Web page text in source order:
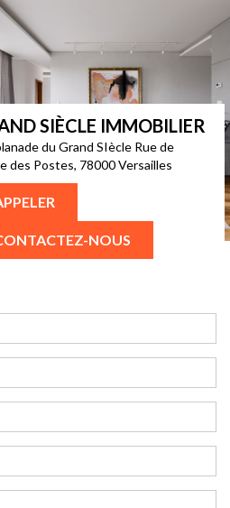
SIÈCLE IMMOBILIER
du Grand SIècle Rue de
des Postes, 78000 Versailles
NOUS